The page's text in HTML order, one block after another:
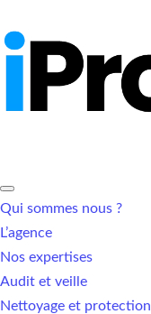
Qui sommes nous ?
L’agence
Nos expertises
Audit et veille
Nettoyage et protection